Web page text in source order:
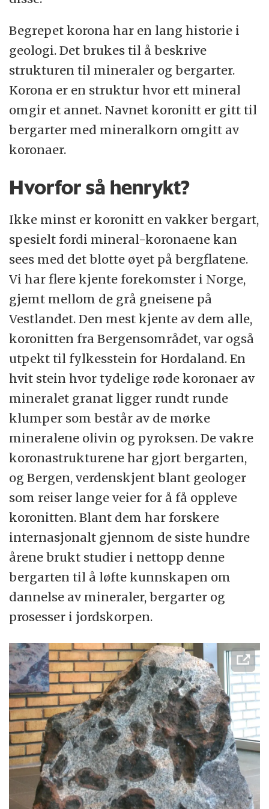
Begrepet korona har en lang historie i
geologi. Det brukes til å beskrive
strukturen til mineraler og bergarter.
Korona er en struktur hvor ett mineral
omgir et annet. Navnet koronitt er gitt til
bergarter med mineralkorn omgitt av
koronaer.
Hvorfor så henrykt?
Ikke minst er koronitt en vakker bergart,
spesielt fordi mineral-koronaene kan
sees med det blotte øyet på bergflatene.
Vi har flere kjente forekomster i Norge,
gjemt mellom de grå gneisene på
Vestlandet. Den mest kjente av dem alle,
koronitten fra Bergensområdet, var også
utpekt til fylkesstein for Hordaland. En
hvit stein hvor tydelige røde koronaer av
mineralet granat ligger rundt runde
klumper som består av de mørke
mineralene olivin og pyroksen. De vakre
koronastrukturene har gjort bergarten,
og Bergen, verdenskjent blant geologer
som reiser lange veier for å få oppleve
koronitten. Blant dem har forskere
internasjonalt gjennom de siste hundre
årene brukt studier i nettopp denne
bergarten til å løfte kunnskapen om
dannelse av mineraler, bergarter og
prosesser i jordskorpen.